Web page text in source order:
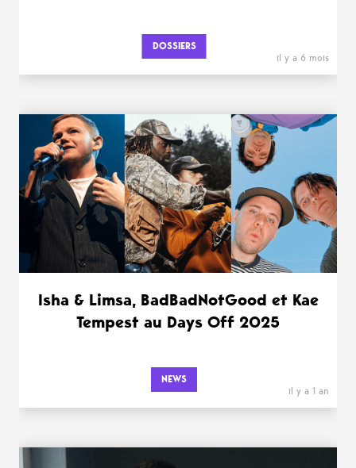
DOSSIERS
il y a 6 mois
Isha & Limsa, BadBadNotGood et Kae
Tempest au Days Off 2025
NEWS
il y a 1 an